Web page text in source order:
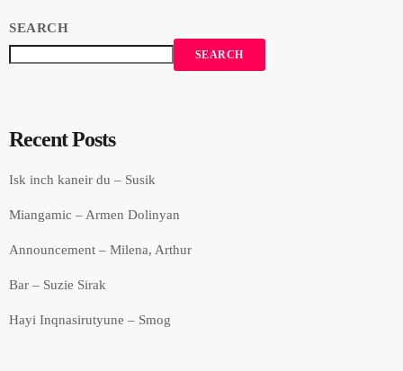
SEARCH
SEARCH
Recent Posts
Isk inch kaneir du – Susik
Miangamic – Armen Dolinyan
Announcement – Milena, Arthur
Bar – Suzie Sirak
Hayi Inqnasirutyune – Smog